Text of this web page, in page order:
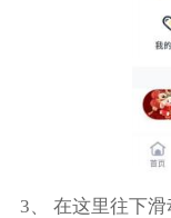
3、 在这里往下滑